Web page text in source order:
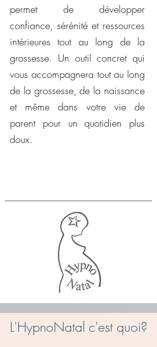
permet de développer
confiance, sérénité et ressources
intérieures tout au long de la
grossesse. Un outil concret qui
vous accompagnera tout au long
de la grossesse, de la naissance
et même dans votre vie de
parent pour un quotidien plus
doux.
L'HypnoNatal c'est quoi?